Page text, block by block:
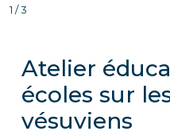
1 / 3
Atelier
écoles sur
vésuviens